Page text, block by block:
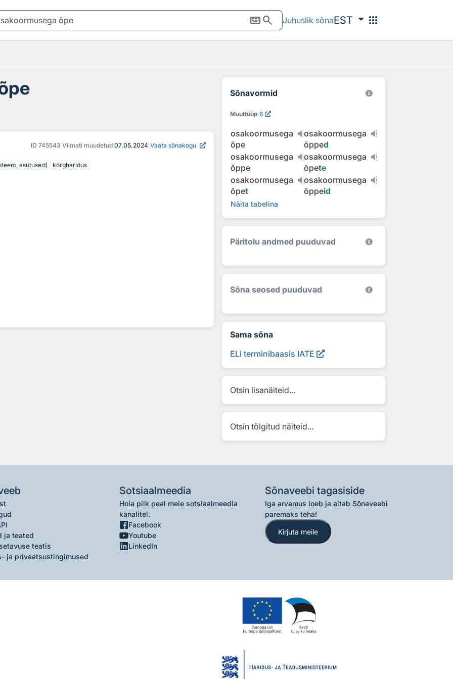
keyboardsearch Juhuslik sõnaEST apps
ID 745543 Viimati muudetud 07.05.2024 Vaata sõnakogu
asutused)
kõrgharidus
Sõnavormid
Muuttüüp 6
osakoormusega
õpe
osakoormusega
õpped
osakoormusega
õppe
osakoormusega
õpete
osakoormusega
õpet
osakoormusega
õppeid
Näita tabelina
Päritolu andmed puuduvad
Sõna seosed puuduvad
Sama sõna
ELi terminibaasis IATE
Otsin lisanäiteid...
Otsin tõlgitud näiteid...
ja teated
teatis
ja privaatsustingimused
Sotsiaalmeedia
Hoia pilk peal meie sotsiaalmeedia
kanalitel.
Facebook
Youtube
LinkedIn
Sõnaveebi tagasiside
Iga arvamus loeb ja aitab Sõnaveebi
paremaks teha!
Kirjuta meile